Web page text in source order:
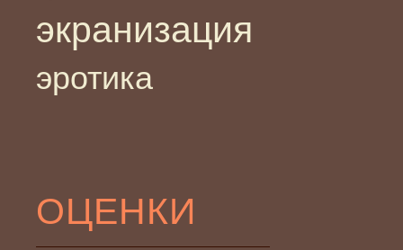
экранизация
эротика
ОЦЕНКИ